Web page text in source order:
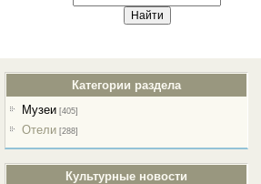
Категории раздела
Музеи [405]
Отели [288]
Культурные новости